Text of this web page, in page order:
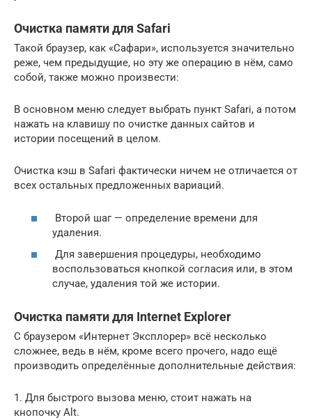
Очистка памяти для Safari
Такой браузер, как «Сафари», используется значительно
реже, чем предыдущие, но эту же операцию в нём, само
собой, также можно произвести:
В основном меню следует выбрать пункт Safari, а потом
нажать на клавишу по очистке данных сайтов и
истории посещений в целом.
Очистка кэш в Safari фактически ничем не отличается от
всех остальных предложенных вариаций.
Второй шаг — определение времени для
удаления.
Для завершения процедуры, необходимо
воспользоваться кнопкой согласия или, в этом
случае, удаления той же истории.
Очистка памяти для Internet Explorer
С браузером «Интернет Эксплорер» всё несколько
сложнее, ведь в нём, кроме всего прочего, надо ещё
производить определённые дополнительные действия:
1. Для быстрого вызова меню, стоит нажать на
кнопочку Alt.